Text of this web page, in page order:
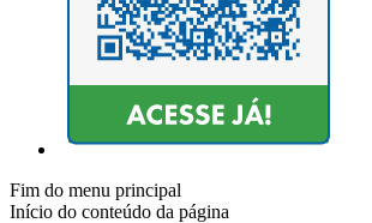
Fim do menu principal
Início do conteúdo da página